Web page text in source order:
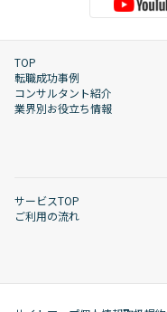
TOP
転職成功事例
コンサルタント紹介
業界別お役立ち情報
サービスTOP
ご利用の流れ